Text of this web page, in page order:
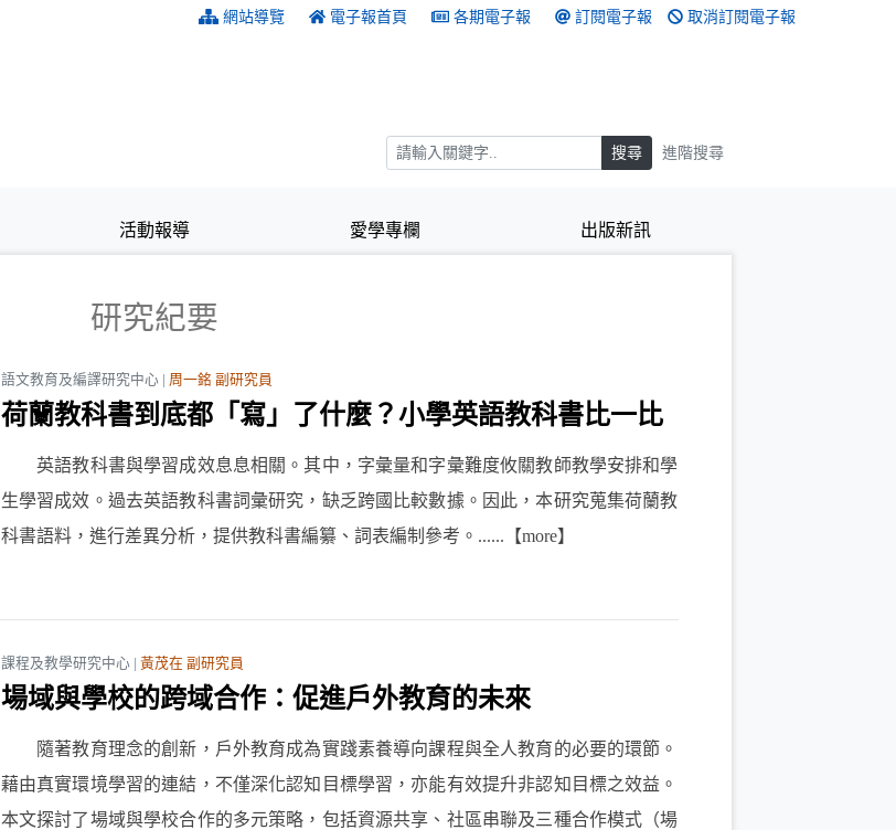
網站導覽 電子報首頁 各期電子報 訂閱電子報 取消訂閱電子報
搜尋 搜尋 進階搜尋
活動報導 愛學專欄 出版新訊
研究紀要
語文教育及編譯研究中心 | 周一銘 副研究員
荷蘭教科書到底都「寫」了什麼？小學英語教科書比一比
英語教科書與學習成效息息相關。其中，字彙量和字彙難度攸關教師教學安排和學
生學習成效。過去英語教科書詞彙研究，缺乏跨國比較數據。因此，本研究蒐集荷蘭教
科書語料，進行差異分析，提供教科書編纂、詞表編制參考。......【more】
課程及教學研究中心 | 黃茂在 副研究員
場域與學校的跨域合作：促進戶外教育的未來
隨著教育理念的創新，戶外教育成為實踐素養導向課程與全人教育的必要的環節。
藉由真實環境學習的連結，不僅深化認知目標學習，亦能有效提升非認知目標之效益。
本文探討了場域與學校合作的多元策略，包括資源共享、社區串聯及三種合作模式（場